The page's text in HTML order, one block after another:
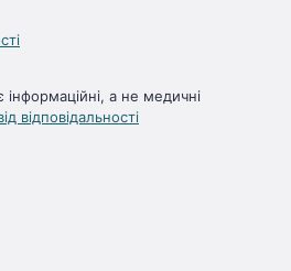
а не медичні
відповідальності